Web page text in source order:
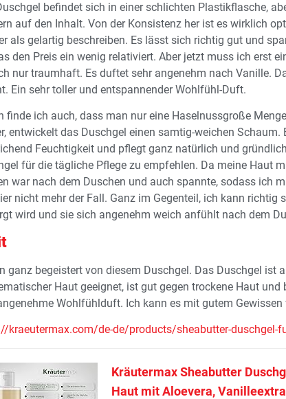
befindet sich in einer schlichten Plastikflasche,
auf den Inhalt. Von der Konsistenz her ist es wirklich
als gelartig beschreiben. Es lässt sich richtig gut und
den Preis ein wenig relativiert. Aber jetzt muss ich erst
nur traumhaft. Es duftet sehr angenehm nach Vanille.
Ein sehr toller und entspannender Wohlfühl-Duft.
finde ich auch, dass man nur eine Haselnussgroße
entwickelt das Duschgel einen samtig-weichen
Feuchtigkeit und pflegt ganz natürlich und
für die tägliche Pflege zu empfehlen. Da meine Haut
war nach dem Duschen und auch spannte, sodass ich
nicht mehr der Fall. Ganz im Gegenteil, ich kann richtig
wird und sie sich angenehm weich anfühlt nach dem
ganz begeistert von diesem Duschgel. Das Duschgel ist
Haut geeignet, ist gut gegen trockene Haut
Wohlfühlduft. Ich kann es mit gutem Gewissen
kraeutermax.com/de-de/products/sheabutter-duschgel-
Kräutermax Sheabutter
Haut mit Aloevera,